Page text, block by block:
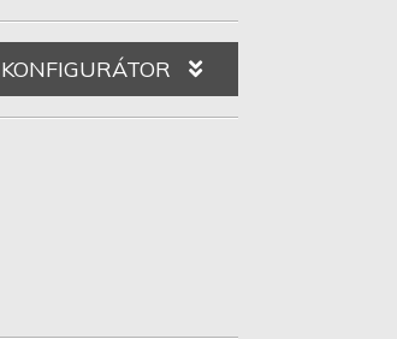
KONFIGURÁTOR